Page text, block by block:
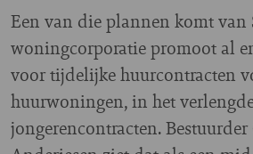
Een van die plannen komt van
woningcorporatie promoot al
voor tijdelijke huurcontracten
huurwoningen, in het
jongerencontracten. Bestuurder